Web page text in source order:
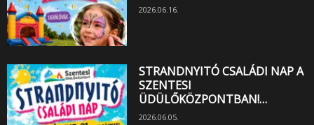
2026.06.16.
STRANDNYITÓ CSALÁDI NAP A
SZENTESI
ÜDÜLŐKÖZPONTBAN!…
2026.06.05.